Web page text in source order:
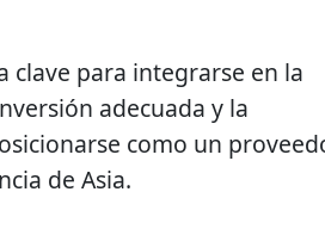
clave para integrarse en la
adecuada y la
como un
de Asia.